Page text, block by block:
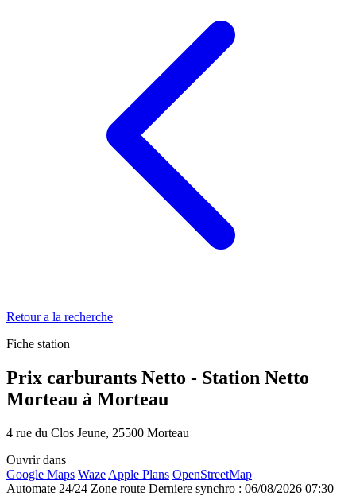
Retour a la recherche
Fiche station
Prix carburants Netto - Station Netto
Morteau à Morteau
4 rue du Clos Jeune, 25500 Morteau
Ouvrir dans
Google Maps Waze Apple Plans OpenStreetMap
Automate 24/24 Zone route Derniere synchro : 06/08/2026 07:30